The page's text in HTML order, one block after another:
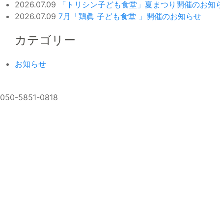
2026.07.09
「トリシン子ども食堂」夏まつり開催のお知
2026.07.09 7月「鶏眞 子ども食堂 」開催のお知らせ
カテゴリー
お知らせ
050-5851-0818